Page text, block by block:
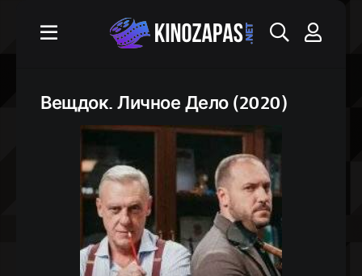
Вещдок. Личное Дело (2020)